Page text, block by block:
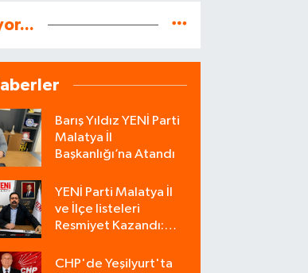
Barış Yıldız YENİ Parti
Malatya İl
Başkanlığı’na Atandı
YENİ Parti Malatya İl
ve İlçe listeleri
Resmiyet Kazandı:
CHP'de Yeşilyurt'ta